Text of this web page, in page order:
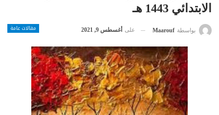
الابتدائي 1443 هـ
مقالات عامة بواسطة Maarouf على أغسطس 9, 2021